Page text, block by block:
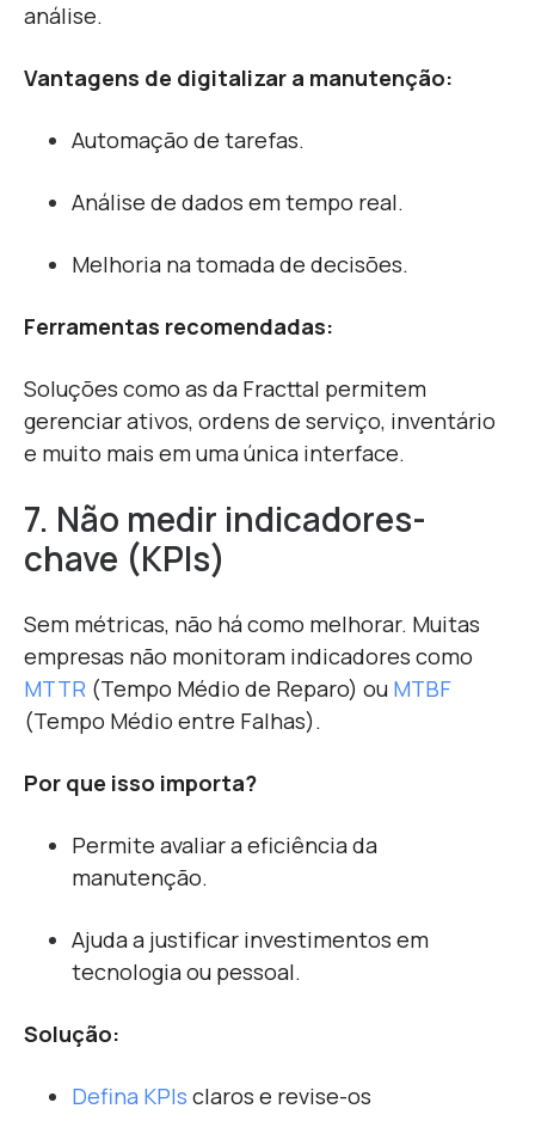
análise.
Vantagens de digitalizar a manutenção:
Automação de tarefas.
Análise de dados em tempo real.
Melhoria na tomada de decisões.
Ferramentas recomendadas:
Soluções como as da Fracttal permitem
gerenciar ativos, ordens de serviço, inventário
e muito mais em uma única interface.
7. Não medir indicadores-
chave (KPIs)
Sem métricas, não há como melhorar. Muitas
empresas não monitoram indicadores como
MTTR (Tempo Médio de Reparo) ou MTBF
(Tempo Médio entre Falhas).
Por que isso importa?
Permite avaliar a eficiência da
manutenção.
Ajuda a justificar investimentos em
tecnologia ou pessoal.
Solução:
Defina KPIs claros e revise-os